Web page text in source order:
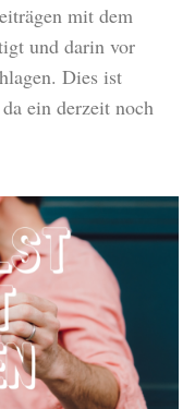
mit dem
und darin vor
Dies ist
ein derzeit noch